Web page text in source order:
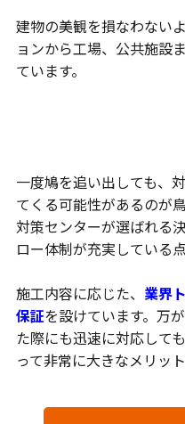
建物の美観を損なわない
ョンから工場、公共施設
ています。
一度鳩を追い出しても、
てくる可能性があるのが
対策センターが選ばれる
ロー体制が充実している
施工内容に応じた、 業界
保証を設けています。万
た際にも迅速に対応して
って非常に大きなメリット